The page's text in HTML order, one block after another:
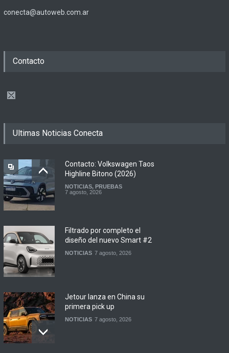
conecta@autoweb.com.ar
Contacto
Ultimas Noticias Conecta
Contacto: Volkswagen Taos
Highline Bitono (2026)
NOTICIAS, PRUEBAS
7 agosto, 2026
Filtrado por completo el
diseño del nuevo Smart #2
NOTICIAS 7 agosto, 2026
Jetour lanza en China su
primera pick up
NOTICIAS 7 agosto, 2026